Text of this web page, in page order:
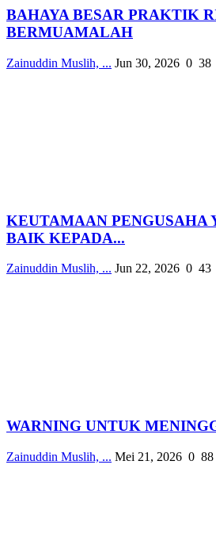
BAHAYA BESAR PRAKTIK
BERMUAMALAH
Zainuddin Muslih, ... Jun 30, 2026 0 38
KEUTAMAAN PENGUSAHA
BAIK KEPADA...
Zainuddin Muslih, ... Jun 22, 2026 0 43
WARNING UNTUK
Zainuddin Muslih, ... Mei 21, 2026 0 88